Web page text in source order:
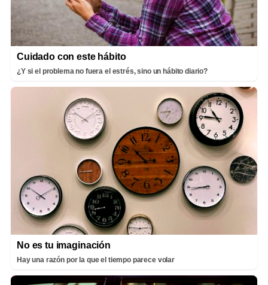
Cuidado con este hábito
¿Y si el problema no fuera el estrés, sino un hábito diario?
No es tu imaginación
Hay una razón por la que el tiempo parece volar